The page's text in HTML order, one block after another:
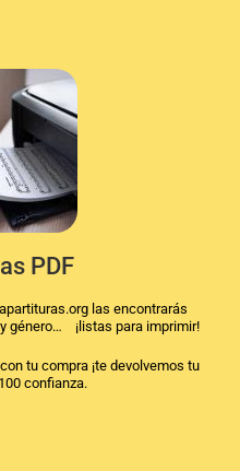
PDF
las encontrarás
género… ¡listas para imprimir!
tu compra ¡te devolvemos tu
confianza.